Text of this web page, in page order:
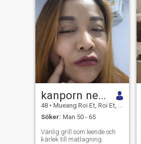
kanporn netsiri
48 • Mueang Roi Et, Roi Et, Thailand
Söker: Man 50 - 65
Vänlig grill som leende och
kärlek till matlagning.